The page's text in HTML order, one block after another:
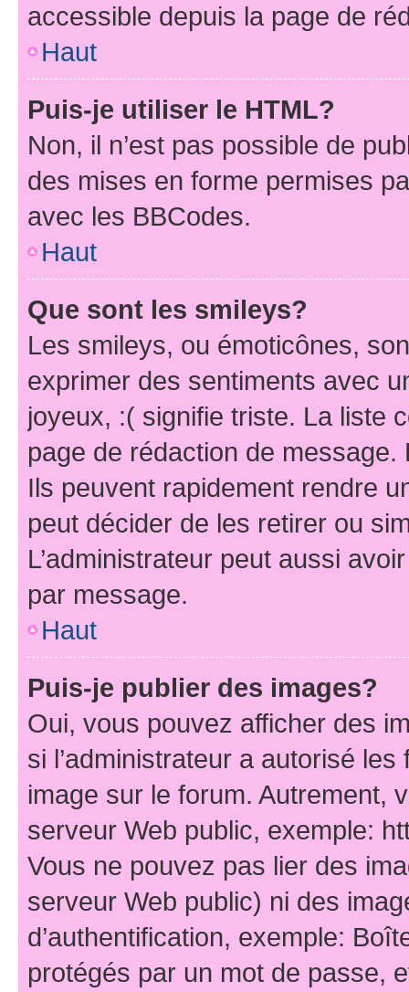
accessible depuis la page de
Haut
Puis-je utiliser le HTML?
Non, il n’est pas possible de
des mises en forme permises
avec les BBCodes.
Haut
Que sont les smileys?
Les smileys, ou émoticônes,
exprimer des sentiments avec
joyeux, :( signifie triste. La liste
page de rédaction de
Ils peuvent rapidement rendre
peut décider de les retirer ou
L’administrateur peut aussi
par message.
Haut
Puis-je publier des images?
Oui, vous pouvez afficher des
si l’administrateur a autorisé
image sur le forum. Autrement,
serveur Web public, exemple:
Vous ne pouvez pas lier des
serveur Web public) ni des
d’authentification, exemple:
protégés par un mot de passe,